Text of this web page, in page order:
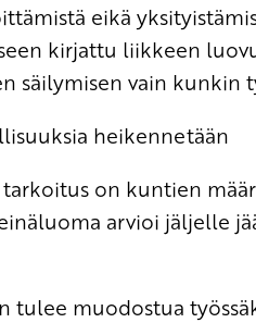
eikä
kirjattu liikkeen
säilymisen vain
heikennetään
on kuntien
arvioi jäljelle
tulee muodostua